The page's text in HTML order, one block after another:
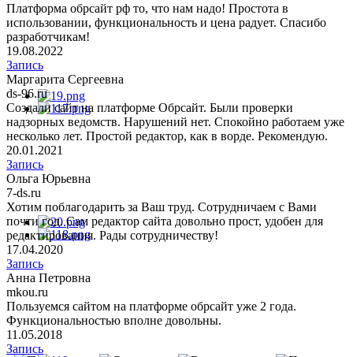
Платформа обрсайт рф то, что нам надо! Простота в
использовании, функциональность и цена радует. Спасибо
разработчикам!
19.08.2022
Запись
Маргарита Сергеевна
ds-96.ru
Создали сайт на платформе Обрсайт. Были проверки
надзорных ведомств. Нарушений нет. Спокойно работаем уже
несколько лет. Простой редактор, как в ворде. Рекомендую.
20.01.2021
Запись
Ольга Юрьевна
7-ds.ru
Хотим поблагодарить за Ваш труд. Сотрудничаем с Вами
почти год. Сам редактор сайта довольно прост, удобен для
редактирования. Рады сотрудничеству!
17.04.2020
Запись
Анна Петровна
mkou.ru
Пользуемся сайтом на платформе обрсайт уже 2 года.
Функциональностью вполне довольны.
11.05.2018
Запись